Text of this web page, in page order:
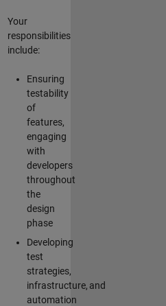
Your
responsibilities
include:
Ensuring
testability
of
features,
engaging
with
developers
throughout
the
design
phase
Developing
test
strategies,
infrastructure, and
automation